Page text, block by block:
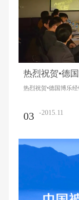
热烈祝贺•德
热烈祝贺•德国博乐
03 -2015.11